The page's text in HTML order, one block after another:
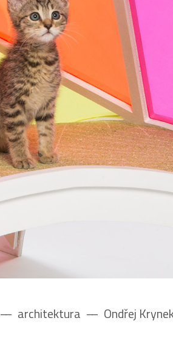
–– architektura –– Ondřej